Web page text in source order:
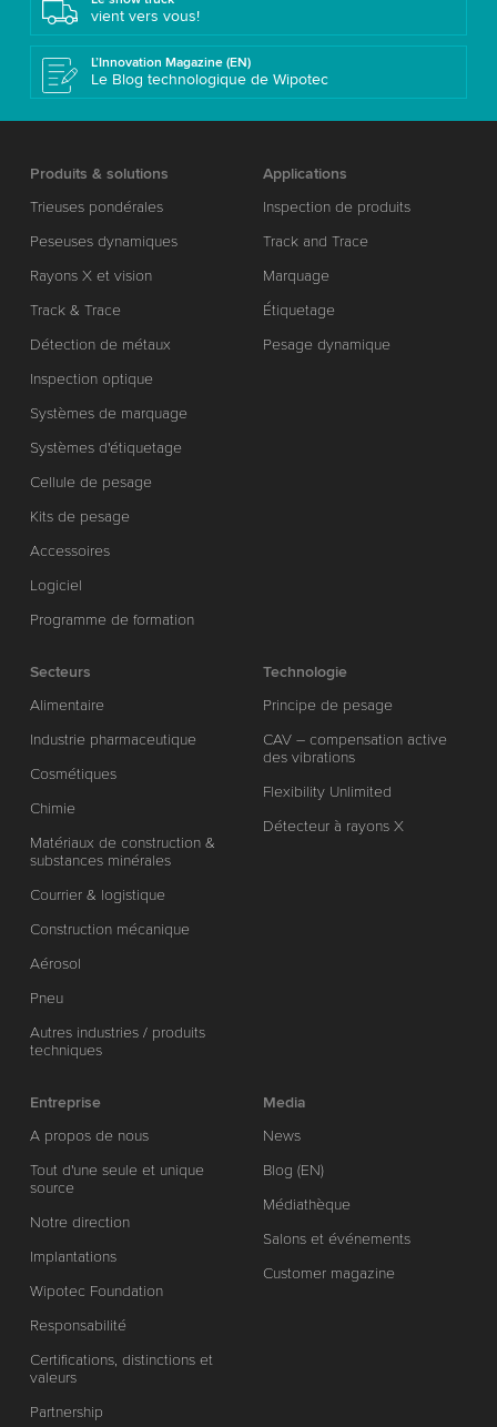
vient vers vous!
L’Innovation Magazine (EN)
Le Blog technologique de Wipotec
Produits & solutions
Trieuses pondérales
Peseuses dynamiques
Rayons X et vision
Track & Trace
Détection de métaux
Inspection optique
Systèmes de marquage
Systèmes d'étiquetage
Cellule de pesage
Kits de pesage
Accessoires
Logiciel
Programme de formation
Applications
Inspection de produits
Track and Trace
Marquage
Étiquetage
Pesage dynamique
Secteurs
Alimentaire
Industrie pharmaceutique
Cosmétiques
Chimie
Matériaux de construction &
substances minérales
Courrier & logistique
Construction mécanique
Aérosol
Pneu
Autres industries / produits
techniques
Technologie
Principe de pesage
CAV – compensation active
des vibrations
Flexibility Unlimited
Détecteur à rayons X
Entreprise
A propos de nous
Tout d'une seule et unique
source
Notre direction
Implantations
Wipotec Foundation
Responsabilité
Certifications, distinctions et
valeurs
Partnership
Media
News
Blog (EN)
Médiathèque
Salons et événements
Customer magazine